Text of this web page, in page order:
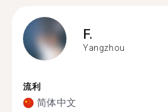
F.
Yangzhou
流利
简体中文